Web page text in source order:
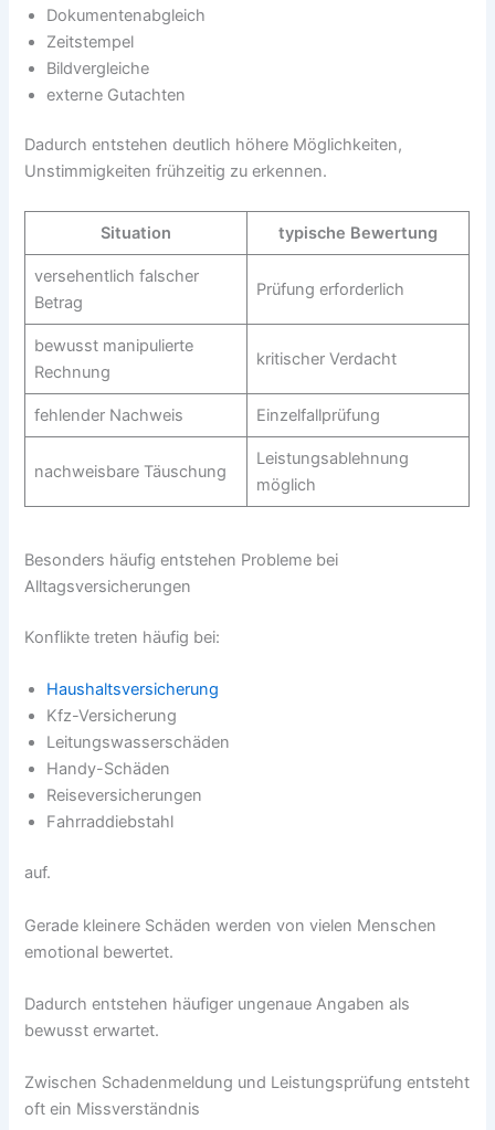
Dokumentenabgleich
Zeitstempel
Bildvergleiche
externe Gutachten
Dadurch entstehen deutlich höhere Möglichkeiten,
Unstimmigkeiten frühzeitig zu erkennen.
Situation typische Bewertung
versehentlich falscher
Betrag
Prüfung erforderlich
bewusst manipulierte
Rechnung
kritischer Verdacht
fehlender Nachweis Einzelfallprüfung
nachweisbare Täuschung
Leistungsablehnung
möglich
Besonders häufig entstehen Probleme bei
Alltagsversicherungen
Konflikte treten häufig bei:
Haushaltsversicherung
Kfz-Versicherung
Leitungswasserschäden
Handy-Schäden
Reiseversicherungen
Fahrraddiebstahl
auf.
Gerade kleinere Schäden werden von vielen Menschen
emotional bewertet.
Dadurch entstehen häufiger ungenaue Angaben als
bewusst erwartet.
Zwischen Schadenmeldung und Leistungsprüfung entsteht
oft ein Missverständnis